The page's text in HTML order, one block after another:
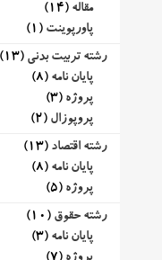
مقاله (14)
پاورپوینت (1)
رشته تربیت بدنی (13)
پایان نامه (8)
پروژه (3)
پروپوزال (2)
رشته اقتصاد (13)
پایان نامه (8)
پروژه (5)
رشته حقوق (10)
پایان نامه (3)